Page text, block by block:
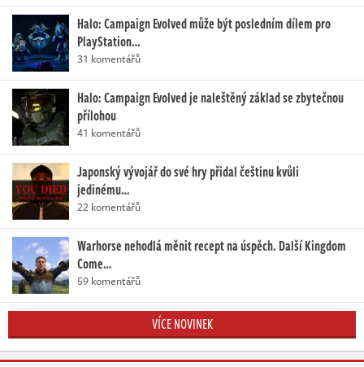
Halo: Campaign Evolved může být posledním dílem pro
PlayStation…
31 komentářů
Halo: Campaign Evolved je naleštěný základ se zbytečnou
přílohou
41 komentářů
Japonský vývojář do své hry přidal češtinu kvůli
jedinému…
22 komentářů
Warhorse nehodlá měnit recept na úspěch. Další Kingdom
Come…
59 komentářů
VÍCE NOVINEK